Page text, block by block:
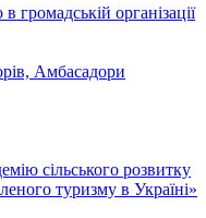
організації
Амбасадори
cільського розвитку
туризму в Україні»